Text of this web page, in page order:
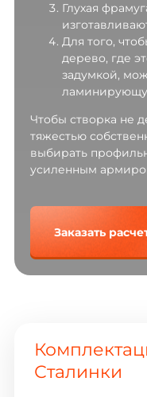
Глухая
Для того,
дерево, где
задумкой,
Чтобы створка не
тяжестью
выбирать
усиленным
Заказать
Сталинки